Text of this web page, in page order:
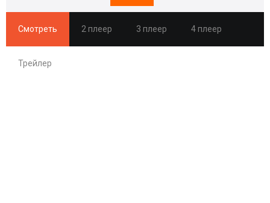
Смотреть 2 плеер 3 плеер 4 плеер
Трейлер